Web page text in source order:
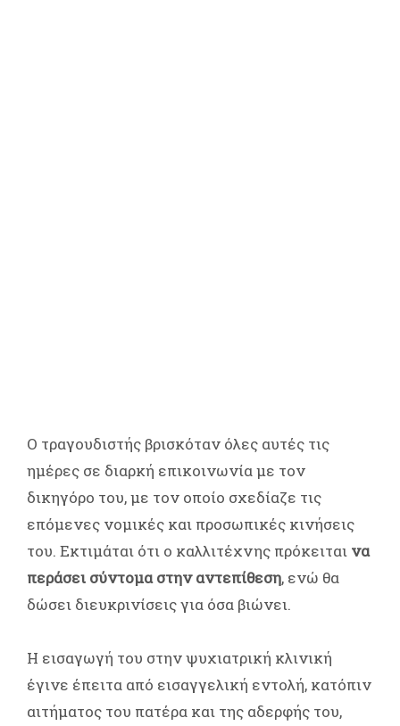
Ο τραγουδιστής βρισκόταν όλες αυτές τις
ημέρες σε διαρκή επικοινωνία με τον
δικηγόρο του, με τον οποίο σχεδίαζε τις
επόμενες νομικές και προσωπικές κινήσεις
του. Εκτιμάται ότι ο καλλιτέχνης πρόκειται να
περάσει σύντομα στην αντεπίθεση, ενώ θα
δώσει διευκρινίσεις για όσα βιώνει.
Η εισαγωγή του στην ψυχιατρική κλινική
έγινε έπειτα από εισαγγελική εντολή, κατόπιν
αιτήματος του πατέρα και της αδερφής του,